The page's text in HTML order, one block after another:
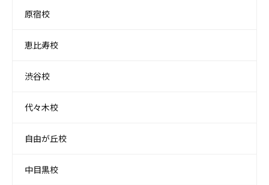
原宿校
恵比寿校
渋谷校
代々木校
自由が丘校
中目黒校